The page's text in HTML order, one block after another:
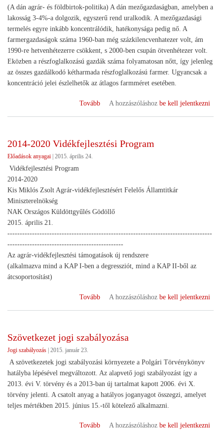
(A dán agrár- és földbirtok-politika) A dán mezőgazdaságban, amelyben a
lakosság 3-4%-a dolgozik, egyszerű rend uralkodik. A mezőgazdasági
termelés egyre inkább koncentrálódik, hatékonysága pedig nő. A
farmergazdaságok száma 1960-ban még százkilencvenhatezer volt, ám
1990-re hetvenhétezerre csökkent, s 2000-ben csupán ötvenhétezer volt.
Eközben a részfoglalkozású gazdák száma folyamatosan nőtt, így jelenleg
az összes gazdálkodó kétharmada részfoglalkozású farmer. Ugyancsak a
koncentráció jelei észlelhetők az átlagos farmméret esetében.
Tovább
(Szeremley
modell)
A hozzászóláshoz be kell jelentkezni
2014-2020 Vidékfejlesztési Program
Előadások anyagai | 2015. április 24.
Vidékfejlesztési Program
2014-2020
Kis Miklós Zsolt Agrár-vidékfejlesztésért Felelős Államtitkár
Miniszterelnökség
NAK Országos Küldöttgyűlés Gödöllő
2015. április 21.
-----------------------------------------------------------------------------------
-----------------------------------------------
Az agrár-vidékfejlesztési támogatások új rendszere
(alkalmazva mind a KAP I-ben a degressziót, mind a KAP II-ből az
átcsoportosítást)
Tovább
(2014-
A hozzászóláshoz be kell jelentkezni
Szövetkezet jogi szabályozása
Jogi szabályozás | 2015. január 23.
A szövetkezetek jogi szabályozási környezete a Polgári Törvénykönyv
hatályba lépésével megváltozott. Az alapvető jogi szabályozást így a
2013. évi V. törvény és a 2013-ban új tartalmat kapott 2006. évi X.
törvény jelenti. A csatolt anyag a hatályos joganyagot összegzi, amelyet
teljes mértékben 2015. június 15.-től kötelező alkalmazni.
Tovább
(Szövetkezet
A hozzászóláshoz be kell jelentkezni